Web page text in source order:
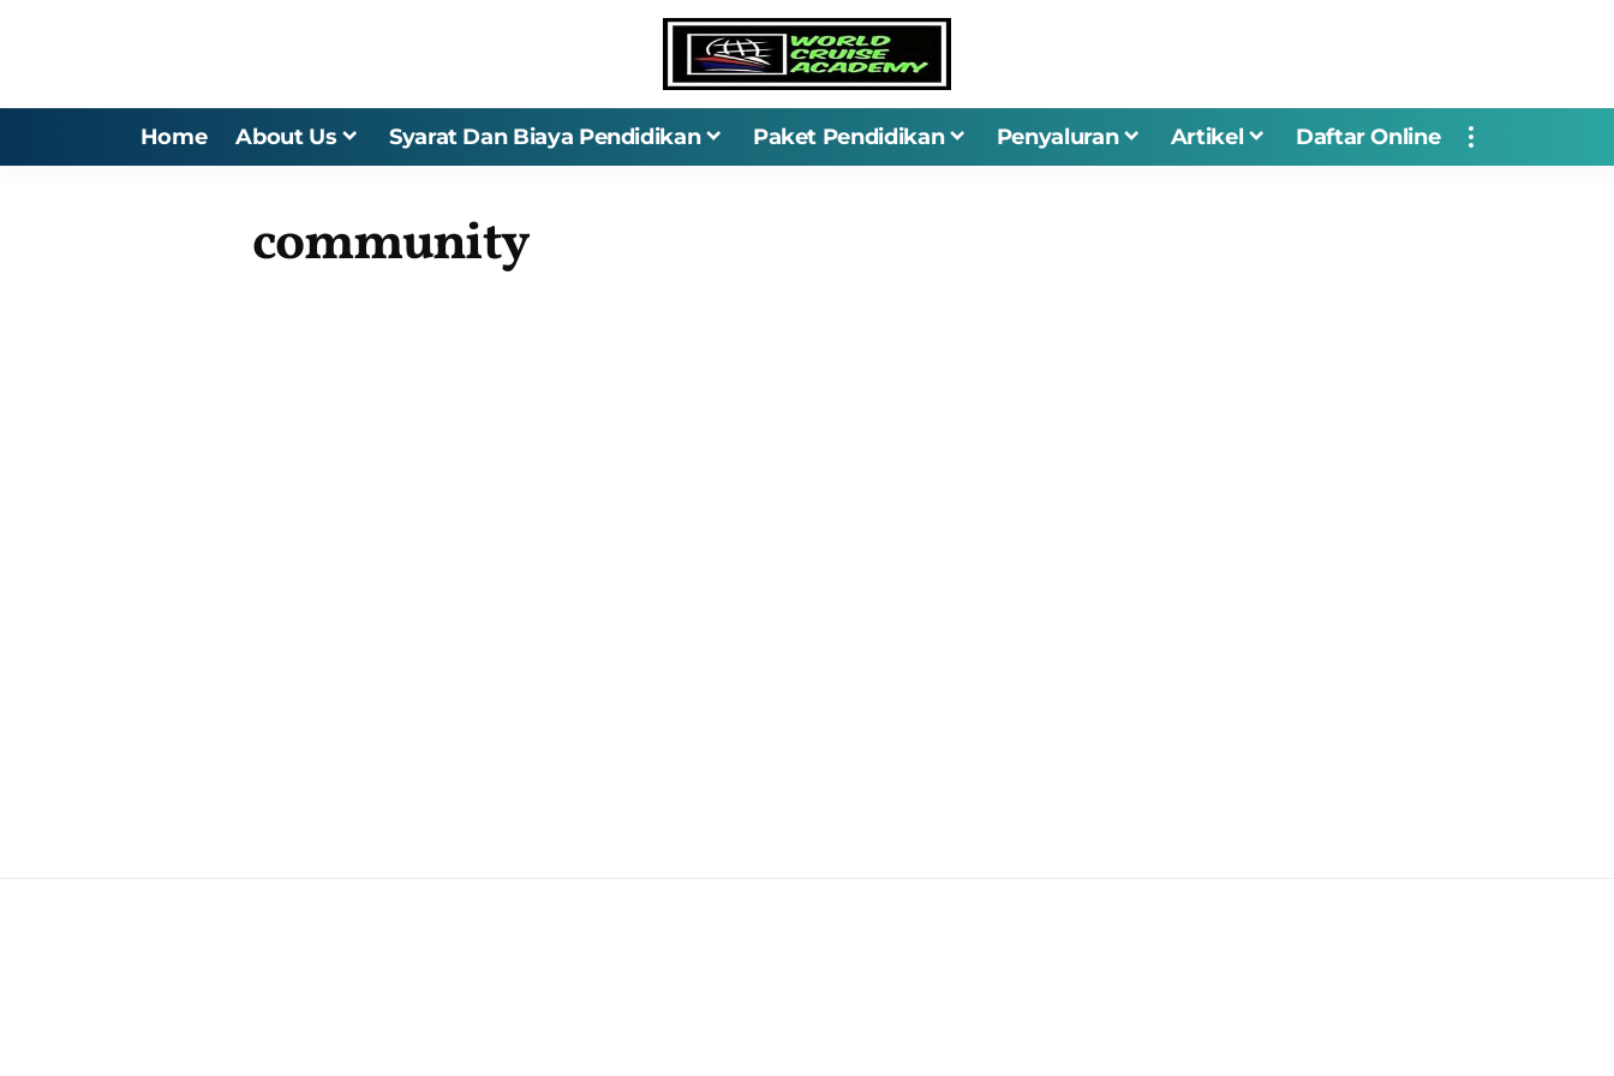
Home About Us Syarat Dan Biaya Pendidikan Paket Pendidikan Penyaluran Artikel Daftar Online
community